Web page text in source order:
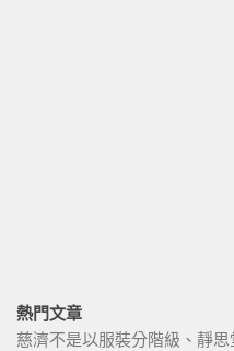
熱門文章
慈濟不是以服裝分階級、靜